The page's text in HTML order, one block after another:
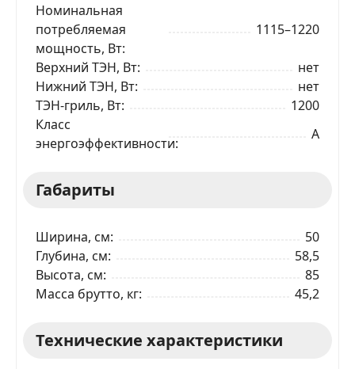
Номинальная
потребляемая
мощность, Вт
1115–1220
Верхний ТЭН, Вт
нет
Нижний ТЭН, Вт
нет
ТЭН-гриль, Вт
1200
Класс
энергоэффективности
A
Габариты
Ширина, см
50
Глубина, см
58,5
Высота, см
85
Масса брутто, кг
45,2
Технические характеристики